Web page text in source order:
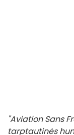
"Aviation Sans
tarptautinės